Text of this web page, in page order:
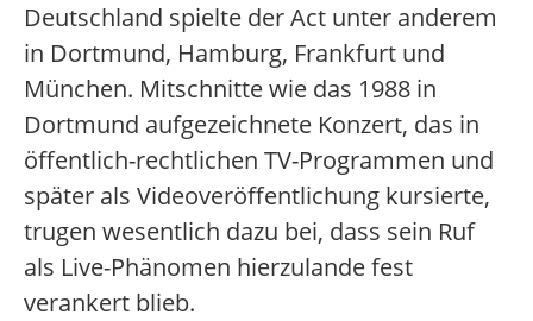
Deutschland spielte der Act unter anderem
in Dortmund, Hamburg, Frankfurt und
München. Mitschnitte wie das 1988 in
Dortmund aufgezeichnete Konzert, das in
öffentlich-rechtlichen TV-Programmen und
später als Videoveröffentlichung kursierte,
trugen wesentlich dazu bei, dass sein Ruf
als Live-Phänomen hierzulande fest
verankert blieb.